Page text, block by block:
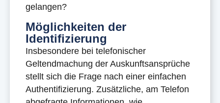
gelangen?
Möglichkeiten der
Identifizierung
Insbesondere bei telefonischer
Geltendmachung der Auskunftsansprüche
stellt sich die Frage nach einer einfachen
Authentifizierung. Zusätzliche, am Telefon